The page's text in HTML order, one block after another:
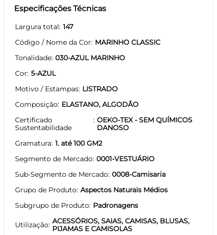
Especificações Técnicas
Largura total 147
Código / Nome da Cor MARINHO CLASSIC
Tonalidade 030-AZUL MARINHO
Cor 5-AZUL
Motivo / Estampas LISTRADO
Composição ELASTANO, ALGODÃO
Certificado
Sustentabilidade
OEKO-TEX - SEM QUÍMICOS
DANOSO
Gramatura 1. até 100 GM2
Segmento de Mercado 0001-VESTUÁRIO
Sub-Segmento de Mercado 0008-Camisaria
Grupo de Produto Aspectos Naturais Médios
Subgrupo de Produto Padronagens
Utilização ACESSÓRIOS, SAIAS, CAMISAS, BLUSAS,
PIJAMAS E CAMISOLAS